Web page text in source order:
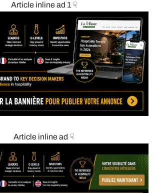
Article inline ad 1 ☟
Article inline ad ☟